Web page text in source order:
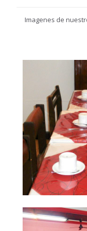
Imagenes de